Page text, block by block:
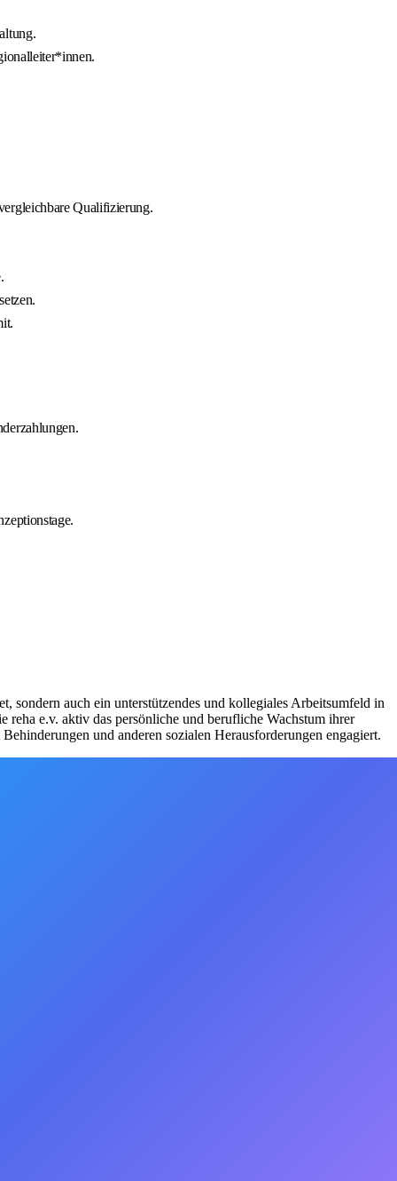
Qualifizierung.
sondern auch ein unterstützendes und kollegiales Arbeitsumfeld in
e.v. aktiv das persönliche und berufliche Wachstum ihrer
und anderen sozialen Herausforderungen engagiert.